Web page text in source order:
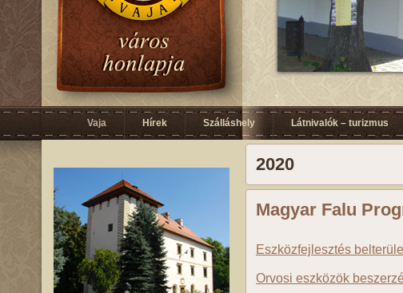
Vaja Hírek Szálláshely Látnivalók – turizmus
2020
Magyar Falu
Eszközfejlesztés
Orvosi eszközök